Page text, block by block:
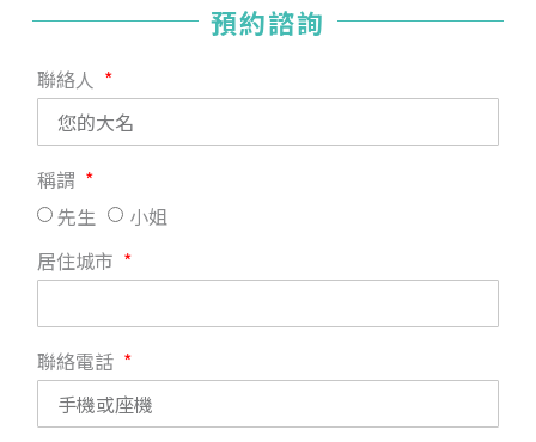
預約諮詢
聯絡人
稱謂
先生
小姐
居住城市
聯絡電話